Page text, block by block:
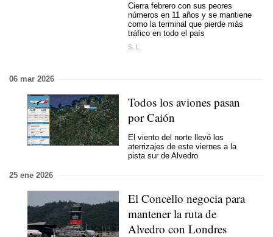
Cierra febrero con sus peores
números en 11 años y se mantiene
como la terminal que pierde más
tráfico en todo el país
S. L.
06 mar 2026
Todos los aviones pasan
por Caión
El viento del norte llevó los
aterrizajes de este viernes a la
pista sur de Alvedro
25 ene 2026
El Concello negocia para
mantener la ruta de
Alvedro con Londres